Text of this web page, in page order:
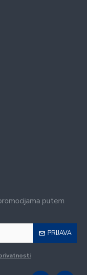
putem
PRIJAVA